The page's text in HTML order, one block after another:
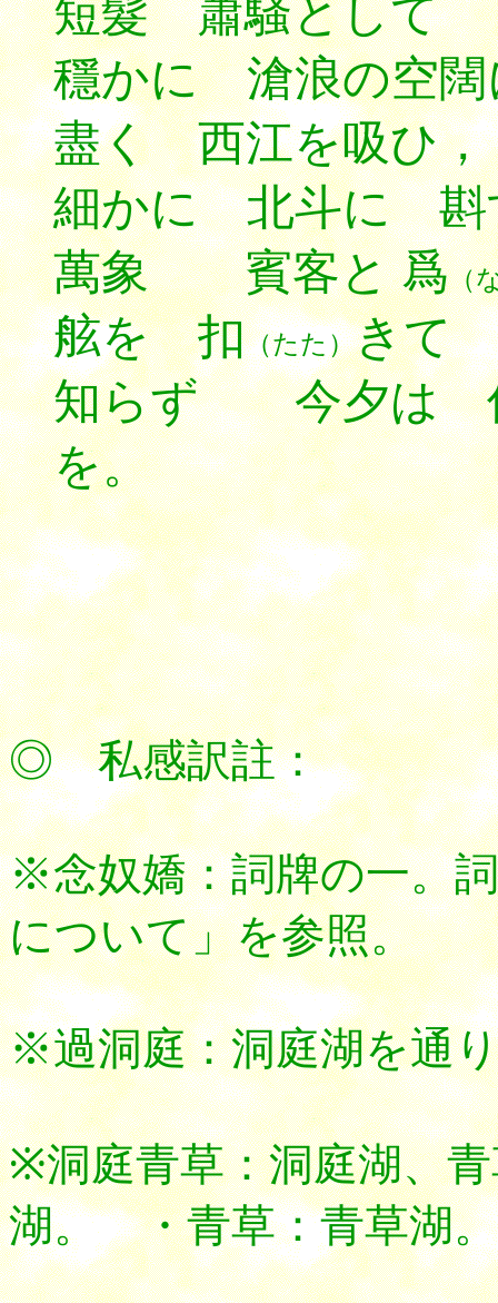
短髮 蕭騷とし
穩かに 滄浪の空闊
盡く 西江を吸ひ，
細かに 北斗に 斟
萬象 賓客と 爲（
舷を 扣（たた）きて
知らず 今夕は
を。
◎ 私感訳註：
※念奴嬌：詞牌の一。
について」を参照。
※過洞庭：洞庭湖を通
※洞庭青草：洞庭湖、
湖。 ・青草：青草湖